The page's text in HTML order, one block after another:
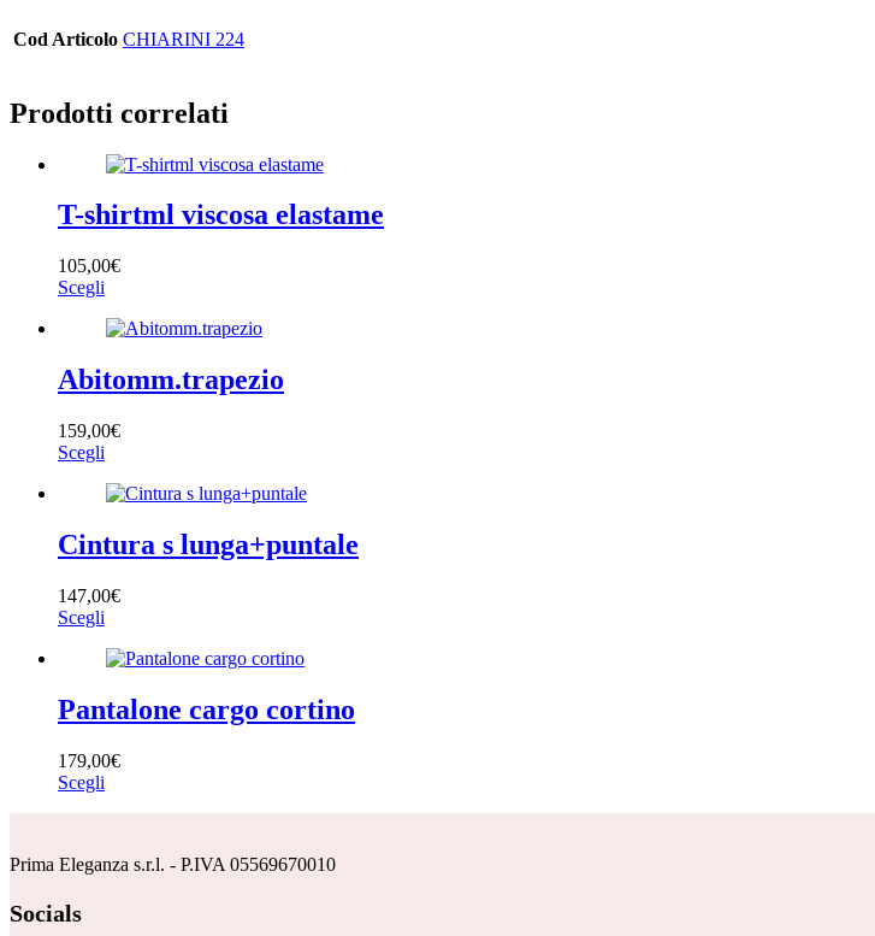
Cod Articolo CHIARINI 224
Prodotti correlati
T-shirtml viscosa elastame
105,00€
Scegli
ha
varianti.
Le
possono
essere
scelte
nella
del
Abitomm.trapezio
159,00€
Scegli
ha
varianti.
Le
possono
essere
scelte
nella
del
Cintura s lunga+puntale
147,00€
Scegli
ha
varianti.
Le
possono
essere
del
Pantalone cargo cortino
179,00€
Scegli
varianti.
Prima Eleganza s.r.l. - P.IVA 05569670010
Socials